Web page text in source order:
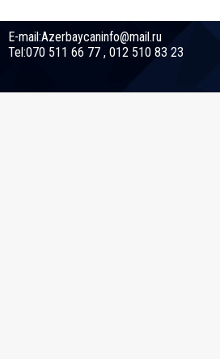
E-mail:Azerbaycaninfo@mail.ru
Tel:070 511 66 77 , 012 510 83 23